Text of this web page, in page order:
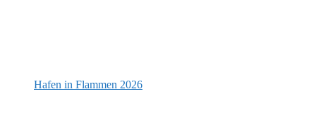
Hafen in Flammen 2026